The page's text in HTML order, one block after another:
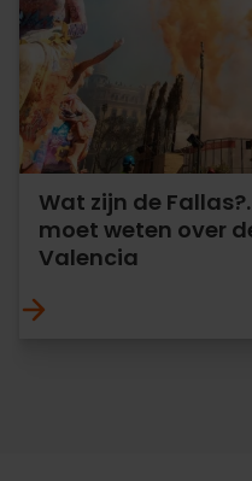
Wat zijn de
moet weten over
Valencia